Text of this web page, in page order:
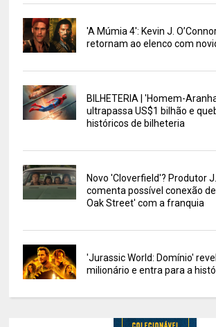
'A Múmia 4': Kevin J.
retornam ao elenco com
BILHETERIA | 'Homem-
ultrapassa US$1 bilhão e
históricos de bilheteria
Novo 'Cloverfield'? Produtor
comenta possível conexão
Oak Street' com a franquia
'Jurassic World: Domínio'
milionário e entra para a